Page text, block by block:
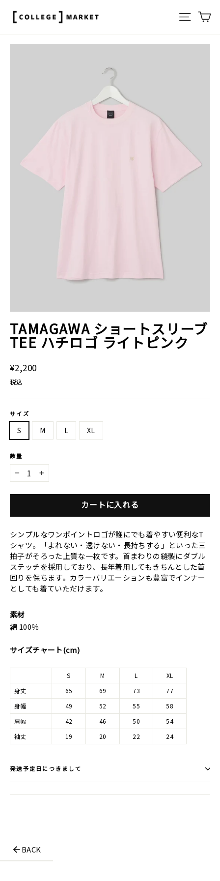
プ
サイト
TAMAGAWA ショートスリーブ
TEE ハチロゴ ライトピンク
通
常
価
格
¥2,200
税込
サイズ
S M L XL
数量
− +
カートに入れる
シンプルなワンポイントロゴが誰にでも着やすい便利なT
シャツ。「よれない・透けない・長持ちする」といった三
拍子がそろった上質な一枚です。首まわりの縫製にダブル
ステッチを採用しており、長年着用してもきちんとした首
回りを保ちます。カラーバリエーションも豊富でインナー
としても着ていただけます。
素材
綿 100％
サイズチャート(cm)
S M L
XL
身丈
65 69 73
77
身幅
49 52 55
58
肩幅
42 46 50
54
袖丈
19 20 22 24
発送予定日につきまして
BACK